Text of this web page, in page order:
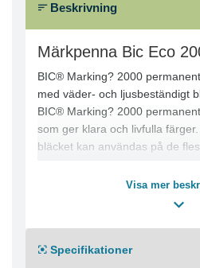
Beskrivning
Märkpenna Bic Eco
BIC® Marking? 2000
med väder- och ljusbeständigt
BIC® Marking? 2000
som ger klara och livfulla
bläcket kan användas på de
som gör det enkelt att skriva
PVC-fri och har en praktisk
Textfärger: Röd, grön, blå och
Visa mer
Specifikationer